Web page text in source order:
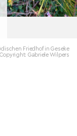
Friedhof in Geseke
Copyright: Gabriele Wilpers